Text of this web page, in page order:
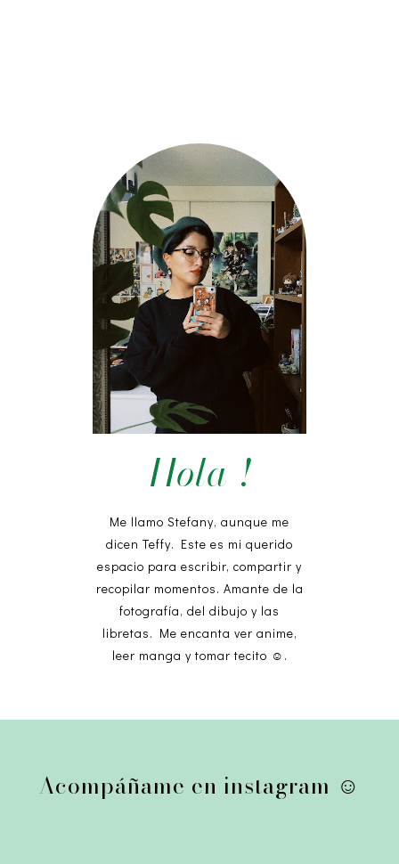
Hola !
Me llamo Stefany, aunque me
dicen Teffy. Este es mi querido
espacio para escribir, compartir y
recopilar momentos. Amante de la
fotografía, del dibujo y las
libretas. Me encanta ver anime,
leer manga y tomar tecito ☺︎.
Acompáñame en instagram ☺︎